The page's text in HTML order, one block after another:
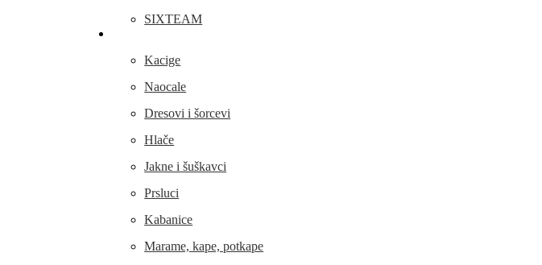
SIXTEAM
Kacige
Naocale
Dresovi i šorcevi
Hlače
Jakne i šuškavci
Prsluci
Kabanice
Marame, kape, potkape